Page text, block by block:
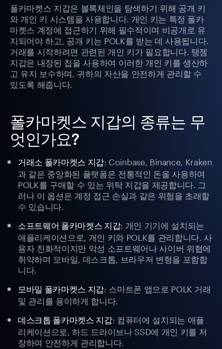
폴카마켓스 지갑은 블록체인을 탐색하기 위해 공개 키
와 개인 키 시스템을 사용합니다. 개인 키는 특정 폴카
마켓스 계정에 접근하기 위해 필수적이며 비공개로 유
지되어야 하고, 공개 키는 POLK를 받는 데 사용됩니다.
거래를 시작하려면 관련된 개인 키가 필요합니다. 탱젬
지갑은 내장된 칩을 사용하여 이러한 개인 키를 생산하
고 유지 보수하며, 귀하의 자산을 안전하게 관리할 수
있도록 해줍니다.
폴카마켓스 지갑의 종류는 무
엇인가요?
거래소 폴카마켓스 지갑: Coinbase, Binance, Kraken
과 같은 중앙화된 플랫폼은 전통적인 돈을 사용하여
POLK를 구매할 수 있는 위탁 지갑을 제공합니다. 그
러나 이 옵션은 계정 접근 손실과 같은 위험을 초래할
수 있습니다.
소프트웨어 폴카마켓스 지갑: 개인 기기에 설치되는
애플리케이션으로, 개인 키와 POLK를 관리합니다. 사
용자 친화적이지만 악성 소프트웨어나 사이버 위협에
취약하며 모바일, 데스크톱, 브라우저 변형을 포함합
니다.
모바일 폴카마켓스 지갑: 스마트폰 앱으로 POLK 거래
및 관리를 용이하게 합니다.
데스크톱 폴카마켓스 지갑: 컴퓨터에 설치되는 애플
리케이션으로, 하드 드라이브나 SSD에 개인 키를 저
장하여 안전하게 관리합니다.